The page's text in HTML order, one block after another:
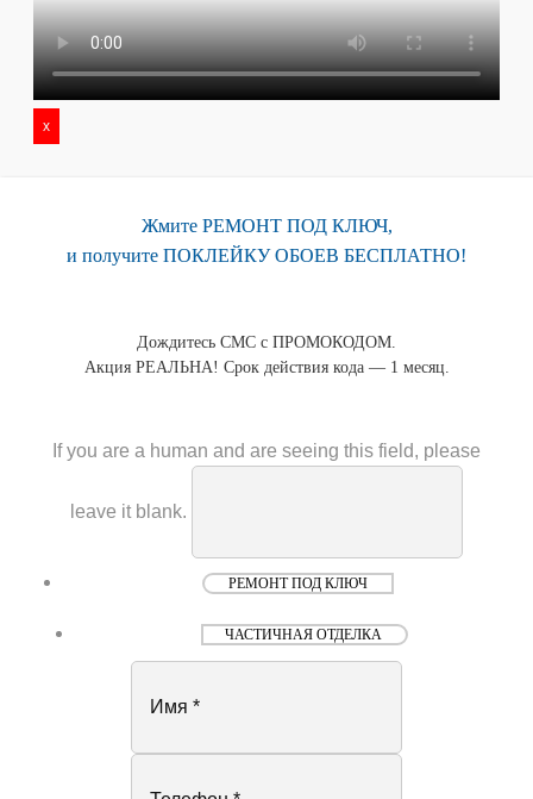
x
Жмите РЕМОНТ ПОД КЛЮЧ,
и получите ПОКЛЕЙКУ ОБОЕВ БЕСПЛАТНО!
Дождитесь СМС с ПРОМОКОДОМ.
Акция РЕАЛЬНА! Срок действия кода — 1 месяц.
If you are a human and are seeing this field, please
leave it blank.
РЕМОНТ ПОД КЛЮЧ
ЧАСТИЧНАЯ ОТДЕЛКА